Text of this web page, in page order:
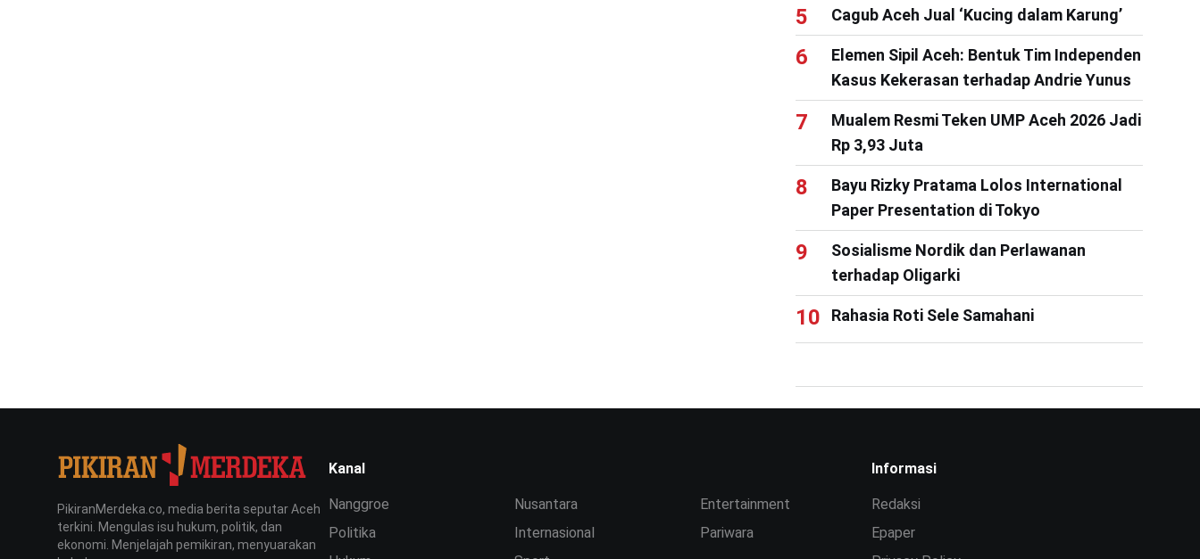
Cagub Aceh Jual ‘Kucing dalam Karung’
Elemen Sipil Aceh: Bentuk Tim Independen
Kasus Kekerasan terhadap Andrie Yunus
Mualem Resmi Teken UMP Aceh 2026 Jadi
Rp 3,93 Juta
Bayu Rizky Pratama Lolos International
Paper Presentation di Tokyo
Sosialisme Nordik dan Perlawanan
terhadap Oligarki
Rahasia Roti Sele Samahani
PikiranMerdeka.co, media berita seputar Aceh
terkini. Mengulas isu hukum, politik, dan
ekonomi. Menjelajah pemikiran, menyuarakan
Kanal
Nanggroe
Politika
Nusantara
Internasional
Entertainment
Pariwara
Informasi
Redaksi
Epaper